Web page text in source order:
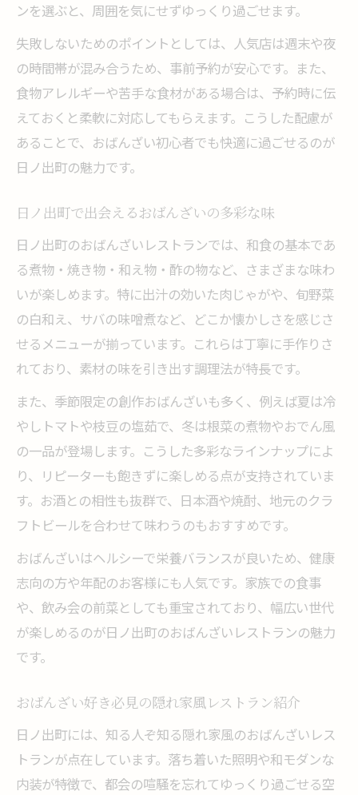
ンを選ぶと、周囲を気にせずゆっくり過ごせます。
失敗しないためのポイントとしては、人気店は週末や夜
の時間帯が混み合うため、事前予約が安心です。また、
食物アレルギーや苦手な食材がある場合は、予約時に伝
えておくと柔軟に対応してもらえます。こうした配慮が
あることで、おばんざい初心者でも快適に過ごせるのが
日ノ出町の魅力です。
日ノ出町で出会えるおばんざいの多彩な味
日ノ出町のおばんざいレストランでは、和食の基本であ
る煮物・焼き物・和え物・酢の物など、さまざまな味わ
いが楽しめます。特に出汁の効いた肉じゃがや、旬野菜
の白和え、サバの味噌煮など、どこか懐かしさを感じさ
せるメニューが揃っています。これらは丁寧に手作りさ
れており、素材の味を引き出す調理法が特長です。
また、季節限定の創作おばんざいも多く、例えば夏は冷
やしトマトや枝豆の塩茹で、冬は根菜の煮物やおでん風
の一品が登場します。こうした多彩なラインナップによ
り、リピーターも飽きずに楽しめる点が支持されていま
す。お酒との相性も抜群で、日本酒や焼酎、地元のクラ
フトビールを合わせて味わうのもおすすめです。
おばんざいはヘルシーで栄養バランスが良いため、健康
志向の方や年配のお客様にも人気です。家族での食事
や、飲み会の前菜としても重宝されており、幅広い世代
が楽しめるのが日ノ出町のおばんざいレストランの魅力
です。
おばんざい好き必見の隠れ家風レストラン紹介
日ノ出町には、知る人ぞ知る隠れ家風のおばんざいレス
トランが点在しています。落ち着いた照明や和モダンな
内装が特徴で、都会の喧騒を忘れてゆっくり過ごせる空